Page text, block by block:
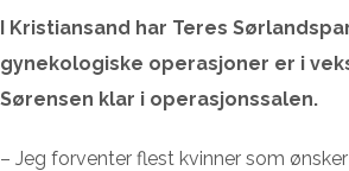
I Kristiansand har Teres
gynekologiske operasjoner er i
Sørensen klar i operasjonssalen.
– Jeg forventer flest kvinner som